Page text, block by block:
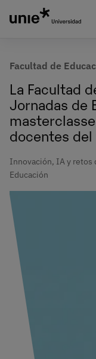
Facultad de
La Facultad
Jornadas de
docentes
Innovación, IA y retos
Educación